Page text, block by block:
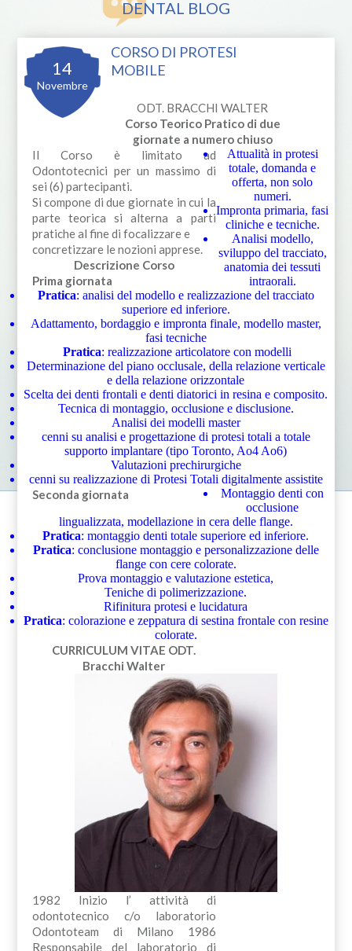
DENTAL BLOG
14
Novembre
CORSO DI PROTESI
MOBILE
ODT. BRACCHI WALTER
Corso Teorico Pratico di due
giornate a numero chiuso
Il Corso è limitato ad
Odontotecnici per un massimo di
sei (6) partecipanti.
Si compone di due giornate in cui la
parte teorica si alterna a parti
pratiche al fine di focalizzare e
concretizzare le nozioni apprese.
Descrizione Corso
Prima giornata
Attualità in protesi
totale, domanda e
offerta, non solo
numeri.
Impronta primaria, fasi
cliniche e tecniche.
Analisi modello,
sviluppo del tracciato,
anatomia dei tessuti
intraorali.
Pratica: analisi del modello e realizzazione del tracciato
superiore ed inferiore.
Adattamento, bordaggio e impronta finale, modello master,
fasi tecniche
Pratica: realizzazione articolatore con modelli
Determinazione del piano occlusale, della relazione verticale
e della relazione orizzontale
Scelta dei denti frontali e denti diatorici in resina e composito.
Tecnica di montaggio, occlusione e disclusione.
Analisi dei modelli master
cenni su analisi e progettazione di protesi totali a totale
supporto implantare (tipo Toronto, Ao4 Ao6)
Valutazioni prechirurgiche
cenni su realizzazione di Protesi Totali digitalmente assistite
Seconda giornata
Montaggio denti con
occlusione
lingualizzata, modellazione in cera delle flange.
Pratica: montaggio denti totale superiore ed inferiore.
Pratica: conclusione montaggio e personalizzazione delle
flange con cere colorate.
Prova montaggio e valutazione estetica,
Teniche di polimerizzazione.
Rifinitura protesi e lucidatura
Pratica: colorazione e zeppatura di sestina frontale con resine
colorate.
CURRICULUM VITAE ODT.
Bracchi Walter
1982 Inizio l’ attività di
odontotecnico c/o laboratorio
Odontoteam di Milano 1986
Responsabile del laboratorio di